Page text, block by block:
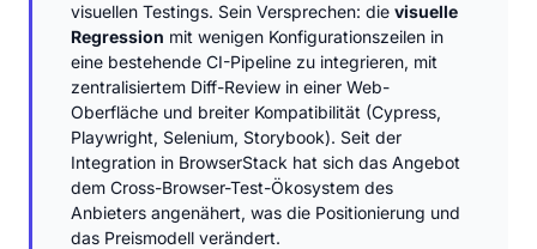
visuellen Testings. Sein Versprechen: die visuelle
Regression mit wenigen Konfigurationszeilen in
eine bestehende CI-Pipeline zu integrieren, mit
zentralisiertem Diff-Review in einer Web-
Oberfläche und breiter Kompatibilität (Cypress,
Playwright, Selenium, Storybook). Seit der
Integration in BrowserStack hat sich das Angebot
dem Cross-Browser-Test-Ökosystem des
Anbieters angenähert, was die Positionierung und
das Preismodell verändert.